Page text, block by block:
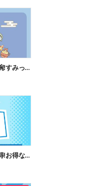
忍者テーマのかわいいお茶碗!すみっコぐらしスペシャルパック
ピザとサイドがセットでお得!お得なスペシャルセット!